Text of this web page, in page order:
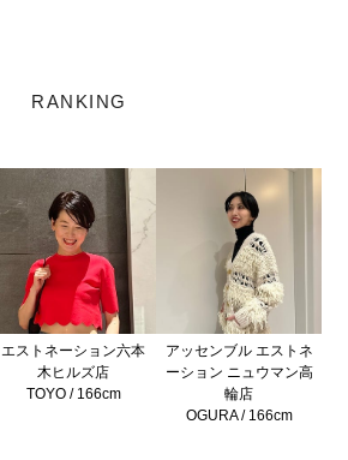
RANKING
エストネーション六本
木ヒルズ店
TOYO / 166cm
アッセンブル エストネ
ーション ニュウマン高
輪店
OGURA / 166cm